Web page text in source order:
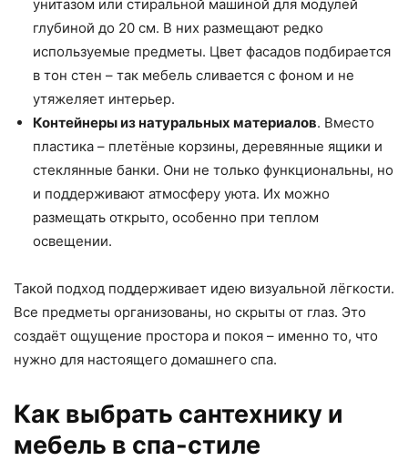
унитазом или стиральной машиной для модулей
глубиной до 20 см. В них размещают редко
используемые предметы. Цвет фасадов подбирается
в тон стен – так мебель сливается с фоном и не
утяжеляет интерьер.
Контейнеры из натуральных материалов. Вместо
пластика – плетёные корзины, деревянные ящики и
стеклянные банки. Они не только функциональны, но
и поддерживают атмосферу уюта. Их можно
размещать открыто, особенно при теплом
освещении.
Такой подход поддерживает идею визуальной лёгкости.
Все предметы организованы, но скрыты от глаз. Это
создаёт ощущение простора и покоя – именно то, что
нужно для настоящего домашнего спа.
Как выбрать сантехнику и
мебель в спа-стиле